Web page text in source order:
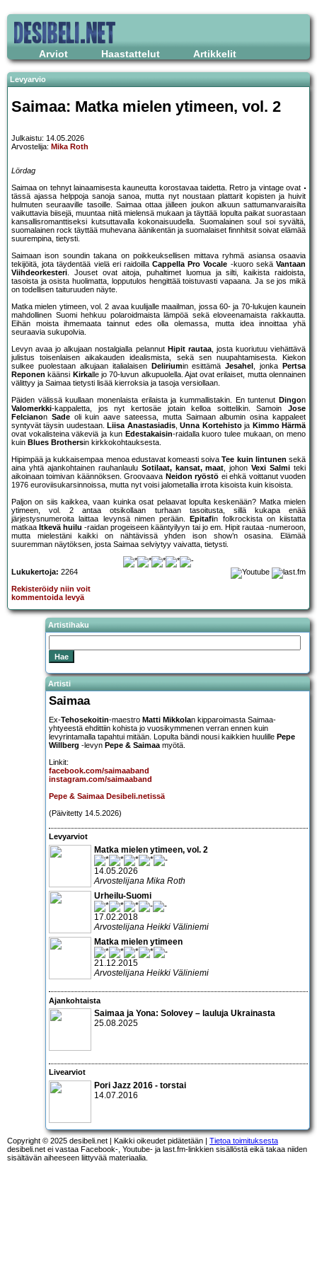
Arviot Haastattelut Artikkelit
Levyarvio
Saimaa: Matka mielen ytimeen, vol. 2
Julkaistu: 14.05.2026
Arvostelija: Mika Roth
Lördag
Saimaa on tehnyt lainaamisesta kauneutta korostavaa taidetta. Retro ja vintage ovat
tässä ajassa helppoja sanoja sanoa, mutta nyt noustaan plattarit kopisten ja huivit
hulmuten seuraaville tasoille. Saimaa ottaa jälleen joukon alkuun sattumanvaraisilta
vaikuttavia biisejä, muuntaa niitä mielensä mukaan ja täyttää lopulta paikat suorastaan
kansallisromanttiseksi kutsuttavalla kokonaisuudella. Suomalainen soul soi syvältä,
suomalainen rock täyttää muhevana äänikentän ja suomalaiset finnhitsit soivat elämää
suurempina, tietysti.
Saimaan ison soundin takana on poikkeuksellisen mittava ryhmä asiansa osaavia
tekijöitä, jota täydentää vielä eri raidoillaCappella Pro Vocale -kuoro sekäVantaan
Viihdeorkesteri. Jouset ovat aitoja, puhaltimet luomua ja silti, kaikista raidoista,
tasoista ja osista huolimatta, lopputulos hengittää toistuvasti vapaana. Ja se jos mikä
on todellisen taituruuden näyte.
Matka mielen ytimeen, vol. 2 avaa kuulijalle maailman, jossa 60- ja 70-lukujen kaunein
mahdollinen Suomi hehkuu polaroidmaista lämpöä sekä eloveenamaista rakkautta.
Eihän moista ihmemaata tainnut edes olla olemassa, mutta idea innoittaa yhä
seuraavia sukupolvia.
Levyn avaa jo alkujaan nostalgialla pelannut Hipit rautaa, josta kuoriutuu viehättävä
julistus toisenlaisen aikakauden idealismista, sekä sen nuupahtamisesta. Kiekon
sulkee puolestaan alkujaan italialaisen
Deliriumin esittämäJesahel , jonka
Pertsa
Reponen käänsi Kirkalle jo 70-luvun alkupuolella. Ajat ovat erilaiset, mutta olennainen
välittyy ja Saimaa tietysti lisää kierroksia ja tasoja versiollaan.
Päiden välissä kuullaan monenlaista erilaista ja kummallistakin. En tuntenut Dingon
Valomerkki-kappaletta, jos nyt kertosäe jotain kelloa soittelikin. Samoin Jose
Felcianon Sadeoli kuin aave sateessa, mutta Saimaan albumin osina kappaleet
syntyvät täysin uudestaan. Liisa Anastasiadis,Unna Kortehistoja Kimmo Härmä
ovat vokalisteina väkeviä ja kun Edestakaisin-raidalla kuoro tulee mukaan, on meno
kuin Blues Brothersin kirkkokohtauksesta.
Hipimpää ja kukkaisempaa menoa edustavat komeasti soivaTee kuin lintunen sekä
aina yhtä ajankohtainen rauhanlaulu Sotilaat, kansat, maat, johonVexi Salmi teki
aikoinaan toimivan käännöksen. Groovaava Neidon ryöstö ei ehkä voittanut vuoden
1976 euroviisukarsinnoissa, mutta nyt voisi jalometallia irrota kisoista kuin kisoista.
Paljon on siis kaikkea, vaan kuinka osat pelaavat lopulta keskenään? Matka mielen
ytimeen, vol. 2 antaa otsikollaan turhaan tasoitusta, sillä kukapa enää
järjestysnumeroita laittaa levynsä nimen perään.
Epitafin folkrockista on kiistatta
matkaa Itkevä huilu -raidan progeiseen kääntyilyyn tai jo em. Hipit rautaa -numeroon,
mutta mielestäni kaikki on nähtävissä yhden ison show’n osasina. Elämää
suuremman näytöksen, josta Saimaa selviytyy vaivatta, tietysti.
Lukukertoja: 2264
Rekisteröidy niin voit
kommentoida levyä
Artistihaku
Artisti
Saimaa
Ex-Tehosekoitin-maestro Matti Mikkolan kipparoimasta Saimaa-
yhtyeestä ehdittiin kohista jo vuosikymmenen verran ennen kuin
levyrintamalla tapahtui mitään. Lopulta bändi nousi kaikkien huulille Pepe
Willberg -levyn Pepe & Saimaa myötä.
Linkit:
facebook.com/saimaaband
instagram.com/saimaaband
Pepe & Saimaa Desibeli.netissä
(Päivitetty 14.5.2026)
Levyarviot
Matka mielen ytimeen, vol. 2
14.05.2026
Arvostelijana Mika Roth
Urheilu-Suomi
17.02.2018
Arvostelijana Heikki Väliniemi
Matka mielen ytimeen
21.12.2015
Arvostelijana Heikki Väliniemi
Ajankohtaista
Saimaa ja Yona: Solovey – lauluja Ukrainasta
25.08.2025
Livearviot
Pori Jazz 2016 - torstai
14.07.2016
Copyright © 2025 desibeli.net | Kaikki oikeudet pidätetään | Tietoa toimituksesta
desibeli.net ei vastaa Facebook-, Youtube- ja last.fm-linkkien sisällöstä eikä takaa niiden
sisältävän aiheeseen liittyvää materiaalia.